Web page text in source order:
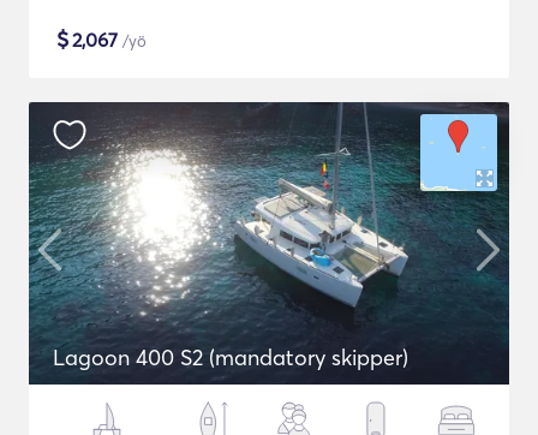
$2,067 /yö
Lagoon 400 S2 (mandatory skipper)